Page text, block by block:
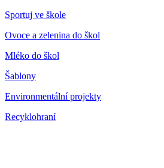
Sportuj ve škole
Ovoce a zelenina do škol
Mléko do škol
Šablony
Environmentální projekty
Recyklohraní